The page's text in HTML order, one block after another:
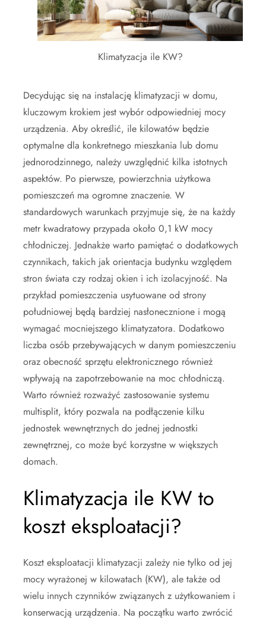
Klimatyzacja ile KW?
Decydując się na instalację klimatyzacji w domu,
kluczowym krokiem jest wybór odpowiedniej mocy
urządzenia. Aby określić, ile kilowatów będzie
optymalne dla konkretnego mieszkania lub domu
jednorodzinnego, należy uwzględnić kilka istotnych
aspektów. Po pierwsze, powierzchnia użytkowa
pomieszczeń ma ogromne znaczenie. W
standardowych warunkach przyjmuje się, że na każdy
metr kwadratowy przypada około 0,1 kW mocy
chłodniczej. Jednakże warto pamiętać o dodatkowych
czynnikach, takich jak orientacja budynku względem
stron świata czy rodzaj okien i ich izolacyjność. Na
przykład pomieszczenia usytuowane od strony
południowej będą bardziej nasłonecznione i mogą
wymagać mocniejszego klimatyzatora. Dodatkowo
liczba osób przebywających w danym pomieszczeniu
oraz obecność sprzętu elektronicznego również
wpływają na zapotrzebowanie na moc chłodniczą.
Warto również rozważyć zastosowanie systemu
multisplit, który pozwala na podłączenie kilku
jednostek wewnętrznych do jednej jednostki
zewnętrznej, co może być korzystne w większych
domach.
Klimatyzacja ile KW to
koszt eksploatacji?
Koszt eksploatacji klimatyzacji zależy nie tylko od jej
mocy wyrażonej w kilowatach (KW), ale także od
wielu innych czynników związanych z użytkowaniem i
konserwacją urządzenia. Na początku warto zwrócić